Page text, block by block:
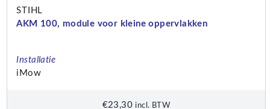
STIHL
AKM 100, module voor kleine oppervlakken
Installatie
iMow
€23,30 incl. BTW